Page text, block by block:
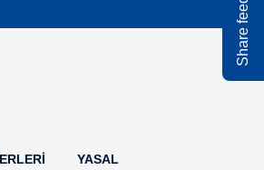
Kapsamlı ebat yelpazesi,
YASAL